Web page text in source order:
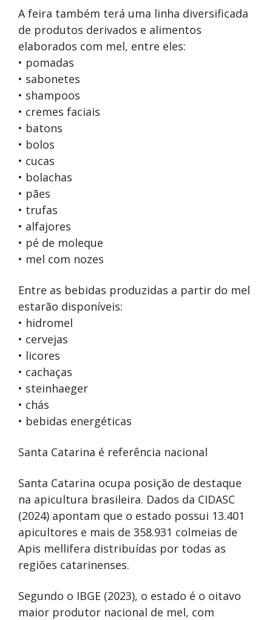
A feira também terá uma linha diversificada
de produtos derivados e alimentos
elaborados com mel, entre eles:
• pomadas
• sabonetes
• shampoos
• cremes faciais
• batons
• bolos
• cucas
• bolachas
• pães
• trufas
• alfajores
• pé de moleque
• mel com nozes
Entre as bebidas produzidas a partir do mel
estarão disponíveis:
• hidromel
• cervejas
• licores
• cachaças
• steinhaeger
• chás
• bebidas energéticas
Santa Catarina é referência nacional
Santa Catarina ocupa posição de destaque
na apicultura brasileira. Dados da CIDASC
(2024) apontam que o estado possui 13.401
apicultores e mais de 358.931 colmeias de
Apis mellifera distribuídas por todas as
regiões catarinenses.
Segundo o IBGE (2023), o estado é o oitavo
maior produtor nacional de mel, com